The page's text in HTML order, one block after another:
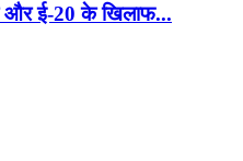
और ई-20 के खिलाफ...